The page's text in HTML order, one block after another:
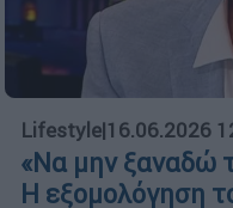
Lifestyle|16.06.2026
«Να μην ξαναδώ
Η εξομολόγηση